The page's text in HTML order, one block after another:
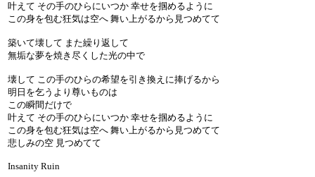
叶えて その手のひらにいつか 幸せを掴めるように
この身を包む狂気は空へ 舞い上がるから見つめてて
築いて壊して また繰り返して
無垢な夢を焼き尽くした光の中で
壊して この手のひらの希望を引き換えに捧げるから
明日を乞うより尊いものは
この瞬間だけで
叶えて その手のひらにいつか 幸せを掴めるように
この身を包む狂気は空へ 舞い上がるから見つめてて
悲しみの空 見つめてて
Insanity Ruin